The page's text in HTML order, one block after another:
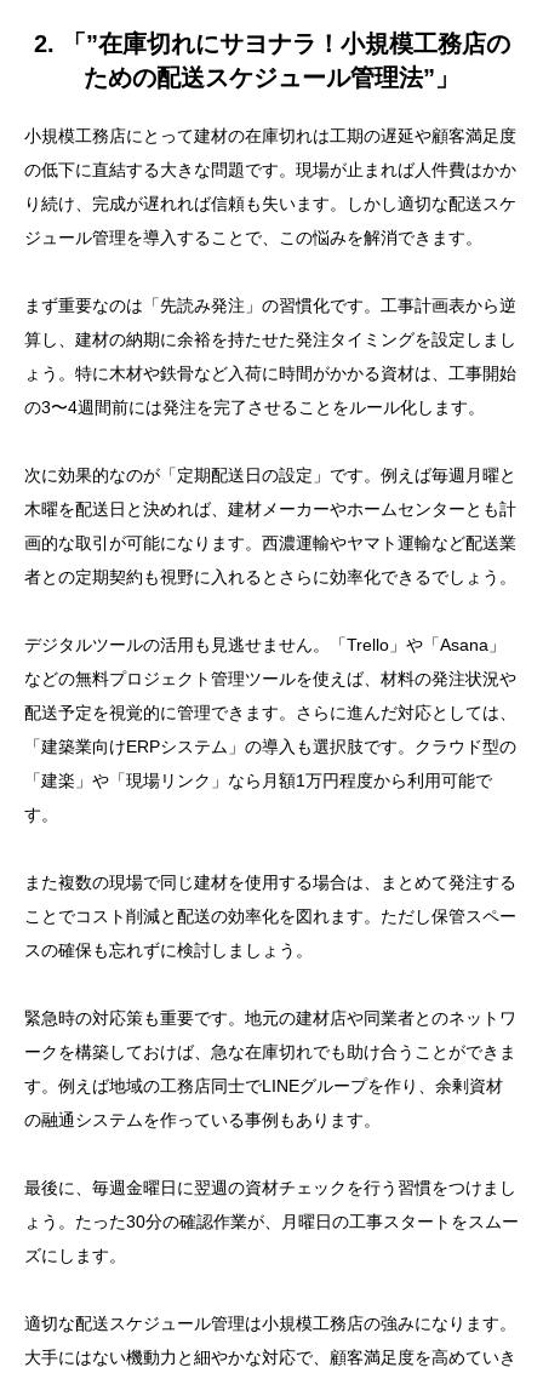
2. 「”在庫切れにサヨナラ！小規模工務店の
ための配送スケジュール管理法”」
小規模工務店にとって建材の在庫切れは工期の遅延や顧客満足度
の低下に直結する大きな問題です。現場が止まれば人件費はかか
り続け、完成が遅れれば信頼も失います。しかし適切な配送スケ
ジュール管理を導入することで、この悩みを解消できます。
まず重要なのは「先読み発注」の習慣化です。工事計画表から逆
算し、建材の納期に余裕を持たせた発注タイミングを設定しまし
ょう。特に木材や鉄骨など入荷に時間がかかる資材は、工事開始
の3〜4週間前には発注を完了させることをルール化します。
次に効果的なのが「定期配送日の設定」です。例えば毎週月曜と
木曜を配送日と決めれば、建材メーカーやホームセンターとも計
画的な取引が可能になります。西濃運輸やヤマト運輸など配送業
者との定期契約も視野に入れるとさらに効率化できるでしょう。
デジタルツールの活用も見逃せません。「Trello」や「Asana」
などの無料プロジェクト管理ツールを使えば、材料の発注状況や
配送予定を視覚的に管理できます。さらに進んだ対応としては、
「建築業向けERPシステム」の導入も選択肢です。クラウド型の
「建楽」や「現場リンク」なら月額1万円程度から利用可能で
す。
また複数の現場で同じ建材を使用する場合は、まとめて発注する
ことでコスト削減と配送の効率化を図れます。ただし保管スペー
スの確保も忘れずに検討しましょう。
緊急時の対応策も重要です。地元の建材店や同業者とのネットワ
ークを構築しておけば、急な在庫切れでも助け合うことができま
す。例えば地域の工務店同士でLINEグループを作り、余剰資材
の融通システムを作っている事例もあります。
最後に、毎週金曜日に翌週の資材チェックを行う習慣をつけまし
ょう。たった30分の確認作業が、月曜日の工事スタートをスムー
ズにします。
適切な配送スケジュール管理は小規模工務店の強みになります。
大手にはない機動力と細やかな対応で、顧客満足度を高めていき